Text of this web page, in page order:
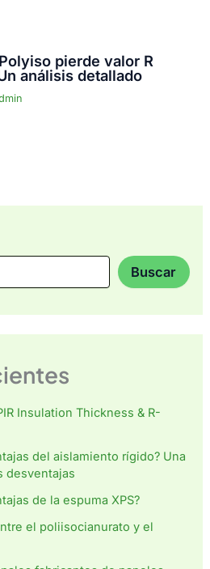
pierde valor R
análisis detallado
Buscar
Insulation Thickness & R-
del aislamiento rígido? Una
desventajas
de la espuma XPS?
el poliisocianurato y el